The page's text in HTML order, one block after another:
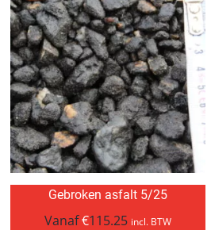
Gebroken asfalt 5/25
Vanaf€115.25 incl. BTW